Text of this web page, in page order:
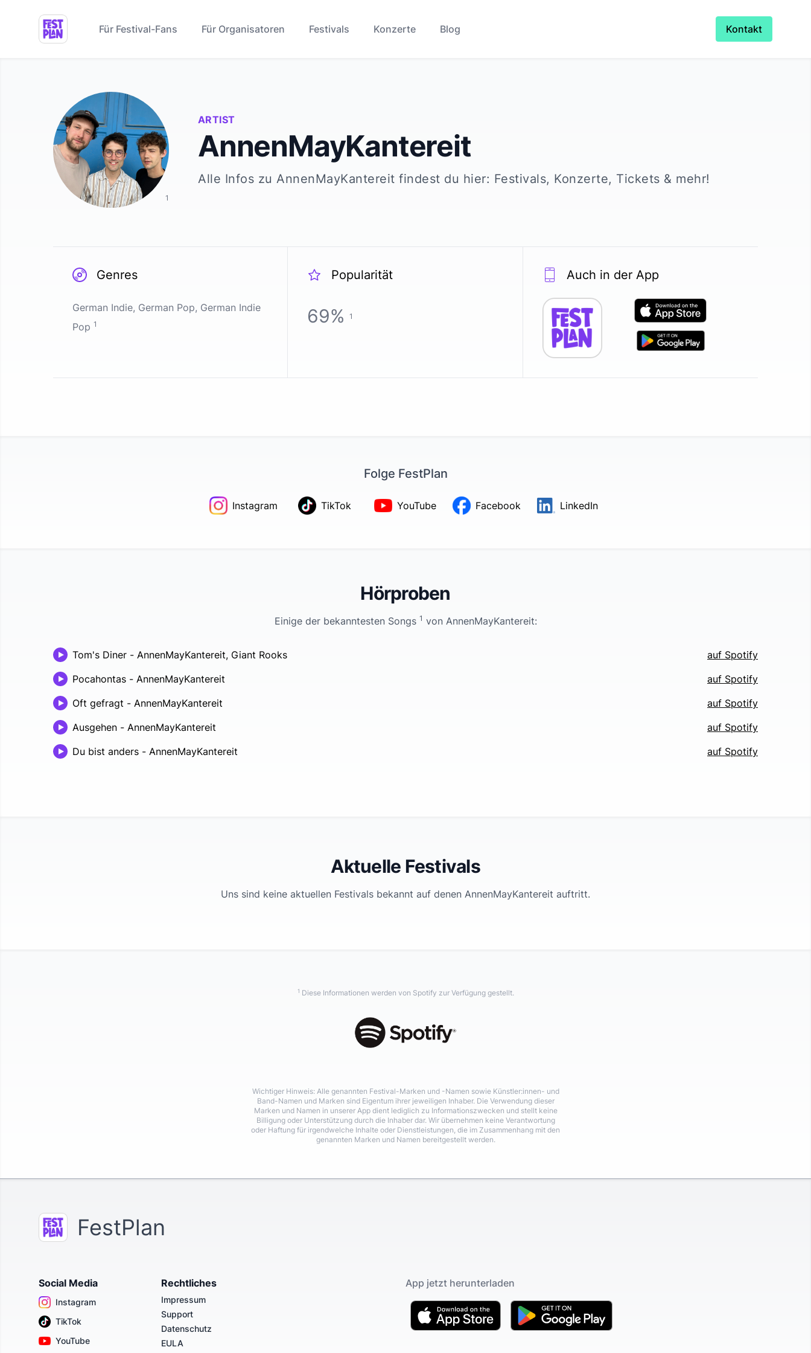
Für Festival-Fans Für Organisatoren Festivals Konzerte Blog Kontakt
ARTIST
AnnenMayKantereit
Alle Infos zu AnnenMayKantereit findest du hier: Festivals, Konzerte, Tickets & mehr!
1
Genres
German Indie, German Pop, German Indie
Pop 1
Popularität
69% 1
Auch in der App
Folge FestPlan
Instagram TikTok YouTube Facebook LinkedIn
Hörproben
Einige der bekanntesten Songs 1 von AnnenMayKantereit:
Tom's Diner - AnnenMayKantereit, Giant Rooks
auf Spotify
Pocahontas - AnnenMayKantereit
auf Spotify
Oft gefragt - AnnenMayKantereit
auf Spotify
Ausgehen - AnnenMayKantereit
auf Spotify
Du bist anders - AnnenMayKantereit auf Spotify
Aktuelle Festivals
Uns sind keine aktuellen Festivals bekannt auf denen AnnenMayKantereit auftritt.
1 Diese Informationen werden von Spotify zur Verfügung gestellt.
Wichtiger Hinweis: Alle genannten Festival-Marken und -Namen sowie Künstler:innen- und
Band-Namen und Marken sind Eigentum ihrer jeweiligen Inhaber. Die Verwendung dieser
Marken und Namen in unserer App dient lediglich zu Informationszwecken und stellt keine
Billigung oder Unterstützung durch die Inhaber dar. Wir übernehmen keine Verantwortung
oder Haftung für irgendwelche Inhalte oder Dienstleistungen, die im Zusammenhang mit den
genannten Marken und Namen bereitgestellt werden.
FestPlan
Social Media
Instagram
TikTok
YouTube
Rechtliches
Impressum
Support
Datenschutz
EULA
App jetzt herunterladen